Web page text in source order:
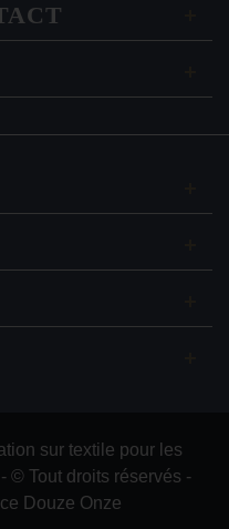
sur textile pour les
© Tout droits réservés -
Douze Onze